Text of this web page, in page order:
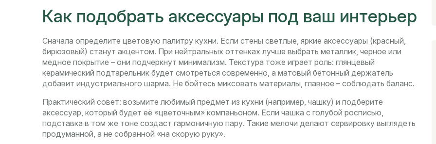
Как подобрать аксессуары под ваш интерьер
Сначала определите цветовую палитру кухни. Если стены светлые, яркие аксессуары (красный,
бирюзовый) станут акцентом. При нейтральных оттенках лучше выбрать металлик, черное или
медное покрытие – они подчеркнут минимализм. Текстура тоже играет роль: глянцевый
керамический подтарельник будет смотреться современно, а матовый бетонный держатель
добавит индустриального шарма. Не бойтесь миксовать материалы, главное – соблюдать баланс.
Практический совет: возьмите любимый предмет из кухни (например, чашку) и подберите
аксессуар, который будет её «цветочным» компаньоном. Если чашка с голубой росписью,
подставка в том же тоне создаст гармоничную пару. Такие мелочи делают сервировку выглядеть
продуманной, а не собранной «на скорую руку».